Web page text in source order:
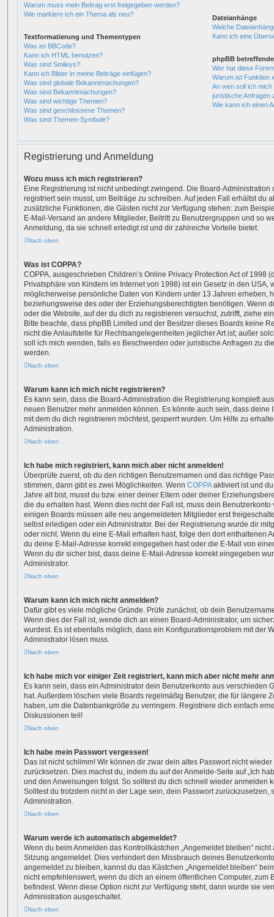
Warum muss mein Beitrag erst freigegeben werden?
Wie markiere ich ein Thema als neu?
Textformatierung und Thementypen
Was ist BBCode?
Kann ich HTML benutzen?
Was sind Smileys?
Kann ich Bilder in meine Beiträge einfügen?
Was sind globale Bekanntmachungen?
Was sind Bekanntmachungen?
Was sind wichtige Themen?
Was sind geschlossene Themen?
Was sind Themen-Symbole?
Dateianhänge
Welche
Kann ich eine
phpBB
Wer hat diese
Warum ist Funktion
An wen soll ich
juristische Anfragen
Wie kann ich einen
Registrierung und Anmeldung
Wozu muss ich mich registrieren?
Eine Registrierung ist nicht unbedingt zwingend. Die Board-Administration
registriert sein musst, um Beiträge zu schreiben. Auf jeden Fall erhältst du
zusätzliche Funktionen, die Gästen nicht zur Verfügung stehen: zum
E-Mail-Versand an andere Mitglieder, Beitritt zu Benutzergruppen und so
Anmeldung, da sie schnell erledigt ist und dir zahlreiche Vorteile bietet.
Nach oben
Was ist COPPA?
COPPA, ausgeschrieben Children’s Online Privacy Protection Act of 1998
Privatsphäre von Kindern im Internet von 1998) ist ein Gesetz in den USA,
möglicherweise persönliche Daten von Kindern unter 13 Jahren erheben,
beziehungsweise des oder der Erziehungsberechtigten benötigen. Wenn
oder die Website, auf der du dich zu registrieren versuchst, zutrifft, ziehe
Bitte beachte, dass phpBB Limited und der Besitzer dieses Boards keine
nicht die Anlaufstelle für Rechtsangelegenheiten jeglicher Art ist; außer
soll ich mich wenden, falls es Beschwerden oder juristische Anfragen zu
werden.
Nach oben
Warum kann ich mich nicht registrieren?
Es kann sein, dass die Board-Administration die Registrierung komplett
neuen Benutzer mehr anmelden können. Es könnte auch sein, dass deine
mit dem du dich registrieren möchtest, gesperrt wurden. Um Hilfe zu
Administration.
Nach oben
Ich habe mich registriert, kann mich aber nicht anmelden!
Überprüfe zuerst, ob du den richtigen Benutzernamen und das richtige
stimmen, dann gibt es zwei Möglichkeiten. Wenn COPPAaktiviert ist und
Jahre alt bist, musst du bzw. einer deiner Eltern oder deiner
die du erhalten hast. Wenn dies nicht der Fall ist, muss dein
einigen Boards müssen alle neu angemeldeten Mitglieder erst
selbst erledigen oder ein Administrator. Bei der Registrierung wurde dir
oder nicht. Wenn du eine E-Mail erhalten hast, folge den dort enthaltenen
du deine E-Mail-Adresse korrekt eingegeben hast oder die E-Mail von
Wenn du dir sicher bist, dass deine E-Mail-Adresse korrekt eingegeben
Administrator.
Nach oben
Warum kann ich mich nicht anmelden?
Dafür gibt es viele mögliche Gründe. Prüfe zunächst, ob dein
Wenn dies der Fall ist, wende dich an einen Board-Administrator, um
wurdest. Es ist ebenfalls möglich, dass ein Konfigurationsproblem mit der
Administrator lösen muss.
Nach oben
Ich habe mich vor einiger Zeit registriert, kann mich aber nicht mehr
Es kann sein, dass ein Administrator dein Benutzerkonto aus verschieden
hat. Außerdem löschen viele Boards regelmäßig Benutzer, die für längere
haben, um die Datenbankgröße zu verringern. Registriere dich einfach
Diskussionen teil!
Nach oben
Ich habe mein Passwort vergessen!
Das ist nicht schlimm! Wir können dir zwar dein altes Passwort nicht
zurücksetzen. Dies machst du, indem du auf der Anmelde-Seite auf „Ich
und den Anweisungen folgst. So solltest du dich schnell wieder anmelden
Solltest du trotzdem nicht in der Lage sein, dein Passwort zurückzusetzen,
Administration.
Nach oben
Warum werde ich automatisch abgemeldet?
Wenn du beim Anmelden das Kontrollkästchen „Angemeldet bleiben“
Sitzung angemeldet. Dies verhindert den Missbrauch deines
angemeldet zu bleiben, kannst du das Kästchen „Angemeldet bleiben“
nicht empfehlenswert, wenn du dich an einem öffentlichen Computer, zum
befindest. Wenn diese Option nicht zur Verfügung steht, dann wurde sie
Administration ausgeschaltet.
Nach oben